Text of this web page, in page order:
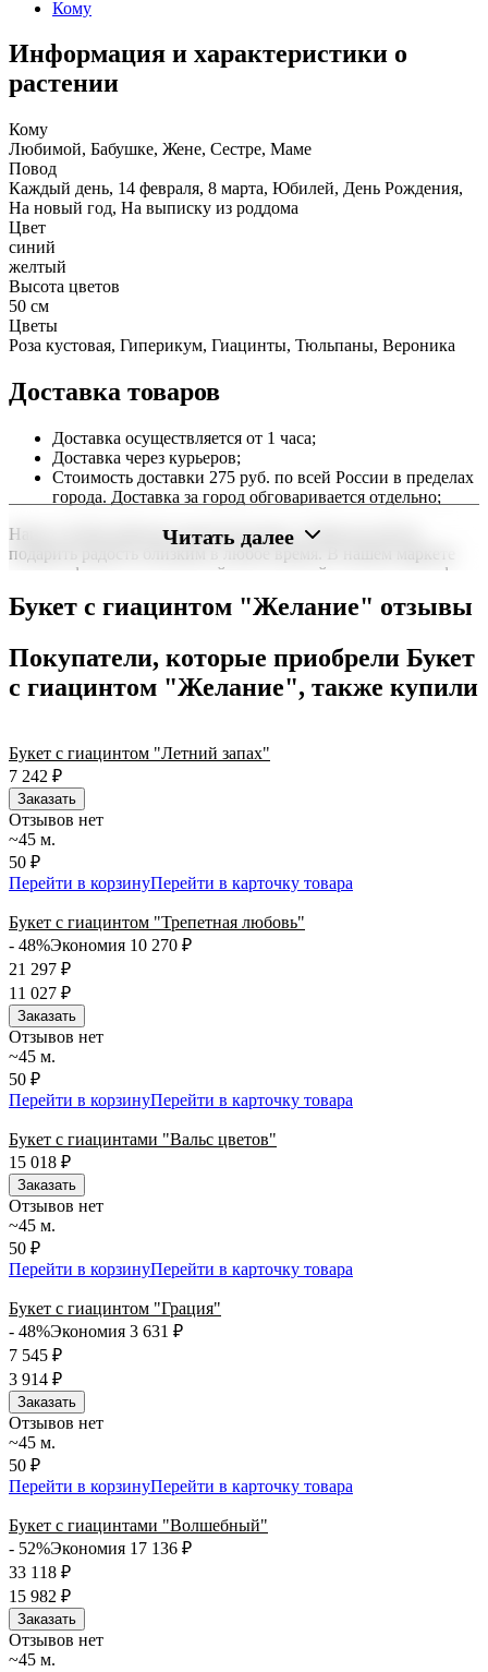
Кому
Информация и характеристики о
растении
Кому
Любимой, Бабушке, Жене, Сестре, Маме
Повод
Каждый день, 14 февраля, 8 марта, Юбилей, День Рождения,
На новый год, На выписку из роддома
Цвет
синий
желтый
Высота цветов
50 см
Цветы
Роза кустовая, Гиперикум, Гиацинты, Тюльпаны, Вероника
Доставка товаров
Доставка осуществляется от 1 часа;
Доставка через курьеров;
Стоимость доставки 275 руб. по всей России в пределах
города. Доставка за город обговаривается отдельно;
Наша служба работает круглосуточно, чтобы вы могли
подарить радость близким в любое время. В нашем маркете
можно оформить заказ онлайн с доставкой на дом или в офис
минут или день в день в удобный интервал. Если вам важно
вручить подарок ко времени, наш сервис доставки обеспечит
точность до минуты. Выбирайте, где купить и сколько стоит
Читать далее
Букет с гиацинтом "Желание" отзывы
Покупатели, которые приобрели Букет
с гиацинтом "Желание", также купили
Букет с гиацинтом "Летний запах"
7 242 ₽
Заказать
Отзывов нет
~45 м.
50 ₽
Перейти в корзинуПерейти в карточку товара
Букет с гиацинтом "Трепетная любовь"
- 48%Экономия 10 270 ₽
21 297 ₽
11 027 ₽
Заказать
Отзывов нет
~45 м.
50 ₽
Перейти в корзинуПерейти в карточку товара
Букет с гиацинтами "Вальс цветов"
15 018 ₽
Заказать
Отзывов нет
~45 м.
50 ₽
Перейти в корзинуПерейти в карточку товара
Букет с гиацинтом "Грация"
- 48%Экономия 3 631 ₽
7 545 ₽
3 914 ₽
Заказать
Отзывов нет
~45 м.
50 ₽
Перейти в корзинуПерейти в карточку товара
Букет с гиацинтами "Волшебный"
- 52%Экономия 17 136 ₽
33 118 ₽
15 982 ₽
Заказать
Отзывов нет
~45 м.